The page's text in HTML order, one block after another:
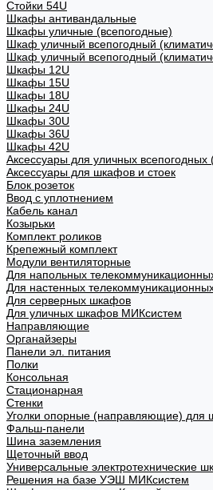
Стойки 54U
Шкафы антивандальные
Шкафы уличные (всепогодные)
Шкаф уличный всепогодный
Шкаф уличный всепогодный
Шкафы 12U
Шкафы 15U
Шкафы 18U
Шкафы 24U
Шкафы 30U
Шкафы 36U
Шкафы 42U
Аксессуары для уличных
Аксессуары для шкафов и стоек
Блок розеток
Ввод с уплотнением
Кабель канал
Козырьки
Комплект роликов
Крепежный комплект
Модули вентиляторные
Для напольных
Для настенных
Для серверных шкафов
Для уличных шкафов МИКсистем
Направляющие
Органайзеры
Панели эл. питания
Полки
Консольная
Стационарная
Стенки
Уголки опорные (направляющие) для
Фальш-панели
Шина заземления
Щеточный ввод
Универсальные электротехнические
Решения на базе УЭШ МИКсистем